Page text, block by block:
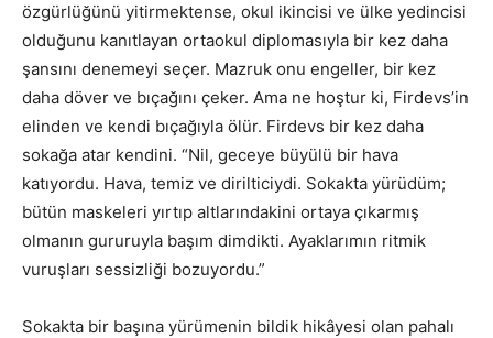
özgürlüğünü yitirmektense, okul ikincisi ve ülke yedincisi
olduğunu kanıtlayan ortaokul diplomasıyla bir kez daha
şansını denemeyi seçer. Mazruk onu engeller, bir kez
daha döver ve bıçağını çeker. Ama ne hoştur ki, Firdevs’in
elinden ve kendi bıçağıyla ölür. Firdevs bir kez daha
sokağa atar kendini. “Nil, geceye büyülü bir hava
katıyordu. Hava, temiz ve dirilticiydi. Sokakta yürüdüm;
bütün maskeleri yırtıp altlarındakini ortaya çıkarmış
olmanın gururuyla başım dimdikti. Ayaklarımın ritmik
vuruşları sessizliği bozuyordu.”
Sokakta bir başına yürümenin bildik hikâyesi olan pahalı